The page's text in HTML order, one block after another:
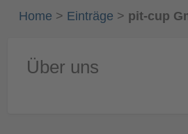
Home > Einträge > pit-cup
Über uns